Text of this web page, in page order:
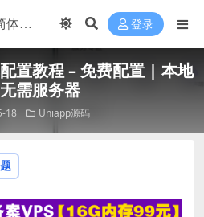
登录
置教程 – 免费配置 | 本地
需服务器
18 Uniapp源码